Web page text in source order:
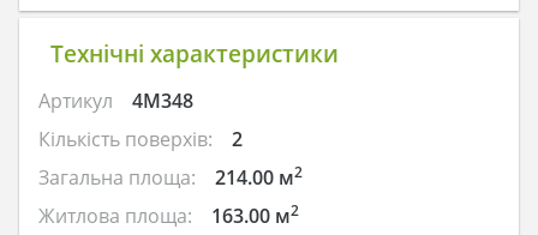
Технічні характеристики
Артикул
4M348
Кількість поверхів:
2
Загальна площа:
214.00 м2
Житлова площа: 163.00 м2